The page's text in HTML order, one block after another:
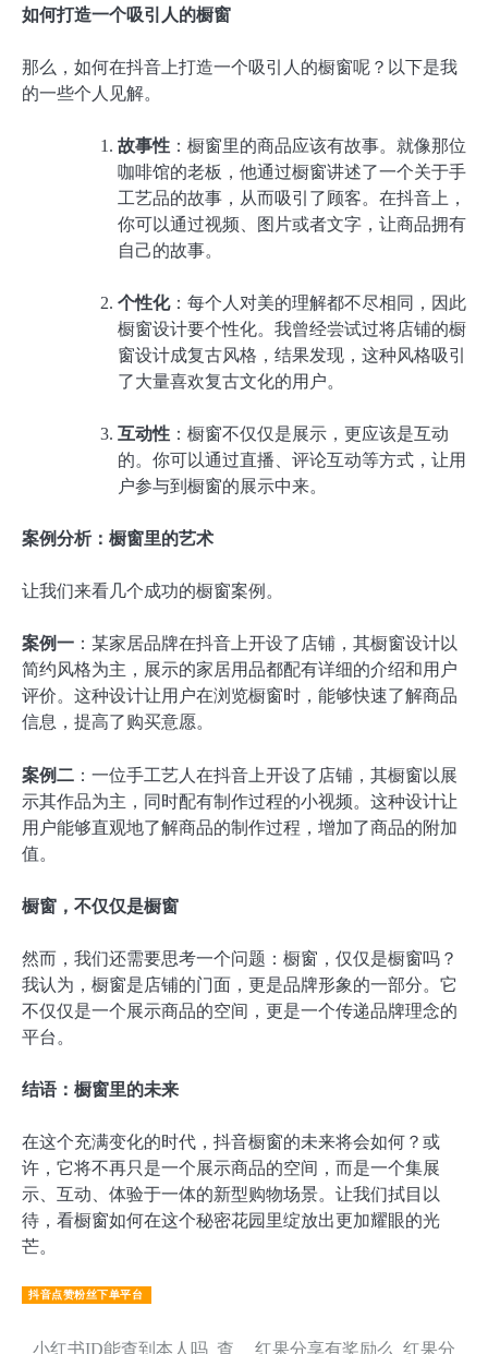
如何打造一个吸引人的橱窗
那么，如何在抖音上打造一个吸引人的橱窗呢？以下是我
的一些个人见解。
故事性 ：橱窗里的商品应该有故事。就像那位
咖啡馆的老板，他通过橱窗讲述了一个关于手
工艺品的故事，从而吸引了顾客。在抖音上，
你可以通过视频、图片或者文字，让商品拥有
自己的故事。
个性化：每个人对美的理解都不尽相同，因此
橱窗设计要个性化。我曾经尝试过将店铺的橱
窗设计成复古风格，结果发现，这种风格吸引
了大量喜欢复古文化的用户。
互动性 ：橱窗不仅仅是展示，更应该是互动
的。你可以通过直播、评论互动等方式，让用
户参与到橱窗的展示中来。
案例分析：橱窗里的艺术
让我们来看几个成功的橱窗案例。
案例一 ：某家居品牌在抖音上开设了店铺，其橱窗设计以
简约风格为主，展示的家居用品都配有详细的介绍和用户
评价。这种设计让用户在浏览橱窗时，能够快速了解商品
信息，提高了购买意愿。
案例二 ：一位手工艺人在抖音上开设了店铺，其橱窗以展
示其作品为主，同时配有制作过程的小视频。这种设计让
用户能够直观地了解商品的制作过程，增加了商品的附加
值。
橱窗，不仅仅是橱窗
然而，我们还需要思考一个问题：橱窗，仅仅是橱窗吗？
我认为，橱窗是店铺的门面，更是品牌形象的一部分。它
不仅仅是一个展示商品的空间，更是一个传递品牌理念的
平台。
结语：橱窗里的未来
在这个充满变化的时代，抖音橱窗的未来将会如何？或
许，它将不再只是一个展示商品的空间，而是一个集展
示、互动、体验于一体的新型购物场景。让我们拭目以
待，看橱窗如何在这个秘密花园里绽放出更加耀眼的光
芒。
抖音点赞粉丝下单平台
小红书ID能查到本人吗_查 红果分享有奖励么_红果分